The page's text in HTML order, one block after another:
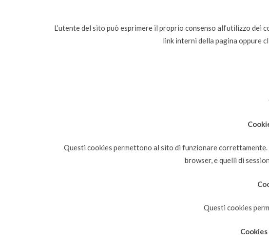
L’utente del sito può esprimere il proprio consenso all’utilizzo dei
link interni della pagina oppure
Questi cookies permettono al sito di funzionare
browser, e quelli di
Questi cookies